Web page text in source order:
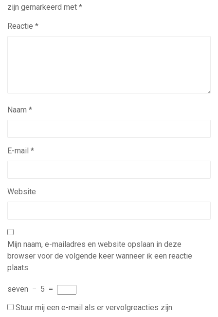
zijn gemarkeerd met *
Reactie *
Naam *
E-mail *
Website
Mijn naam, e-mailadres en website opslaan in deze
browser voor de volgende keer wanneer ik een reactie
plaats.
seven − 5 =
Stuur mij een e-mail als er vervolgreacties zijn.